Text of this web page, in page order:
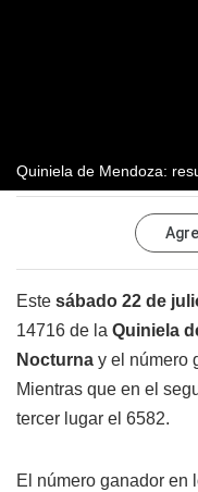
Quiniela de Mendoza:
Este sábado 22 de
14716 de la Quiniela
Nocturna y el número
Mientras que en el
tercer lugar el 6582.
El número ganador en